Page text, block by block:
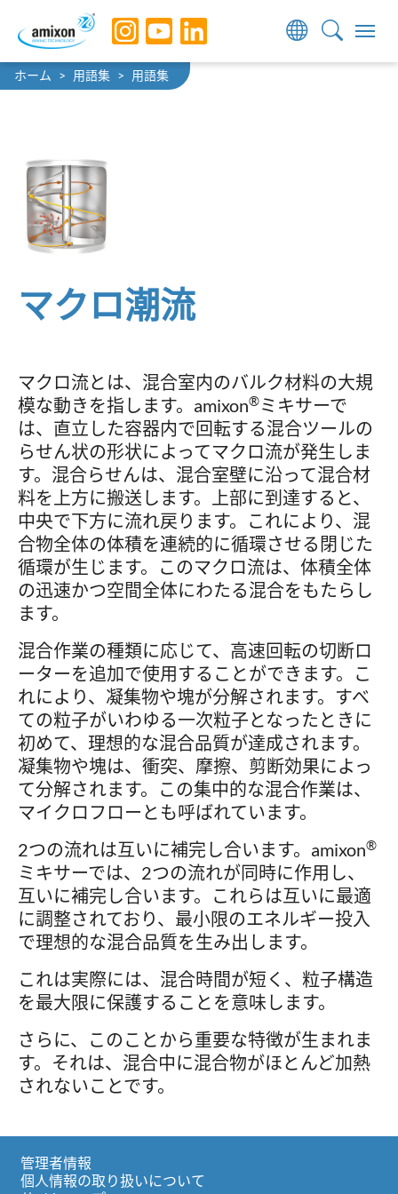
Skip to main navigation
Skip to main content
Skip to page footer
You are here:
ホーム 用語集 用語集
マクロ潮流
マクロ流とは、混合室内のバルク材料の大規
模な動きを指します。amixon®ミキサーで
は、直立した容器内で回転する混合ツールの
らせん状の形状によってマクロ流が発生しま
す。混合らせんは、混合室壁に沿って混合材
料を上方に搬送します。上部に到達すると、
中央で下方に流れ戻ります。これにより、混
合物全体の体積を連続的に循環させる閉じた
循環が生じます。このマクロ流は、体積全体
の迅速かつ空間全体にわたる混合をもたらし
ます。
混合作業の種類に応じて、高速回転の切断ロ
ーターを追加で使用することができます。こ
れにより、凝集物や塊が分解されます。すべ
ての粒子がいわゆる一次粒子となったときに
初めて、理想的な混合品質が達成されます。
凝集物や塊は、衝突、摩擦、剪断効果によっ
て分解されます。この集中的な混合作業は、
マイクロフローとも呼ばれています。
2つの流れは互いに補完し合います。amixon®
ミキサーでは、2つの流れが同時に作用し、
互いに補完し合います。これらは互いに最適
に調整されており、最小限のエネルギー投入
で理想的な混合品質を生み出します。
これは実際には、混合時間が短く、粒子構造
を最大限に保護することを意味します。
さらに、このことから重要な特徴が生まれま
す。それは、混合中に混合物がほとんど加熱
されないことです。
管理者情報
個人情報の取り扱いについて